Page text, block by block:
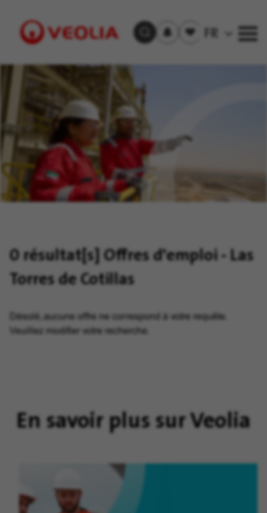
Visit
Trouver un emploi
aux
Offre(s)
sauvegardée(s)
FR
0 résultat[s]Offres d'emploi - Las
Torres de Cotillas
Désolé, aucune offre ne correspond à votre requête.
Veuillez modifier votre recherche.
En savoir plus sur Veolia